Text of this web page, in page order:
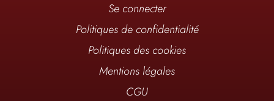
Se connecter
Politiques de confidentialité
Politiques des cookies
Mentions légales
CGU